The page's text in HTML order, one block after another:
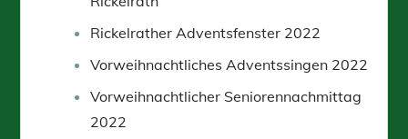
Rickelrather Adventsfenster 2022
Vorweihnachtliches Adventssingen 2022
Vorweihnachtlicher Seniorennachmittag
2022